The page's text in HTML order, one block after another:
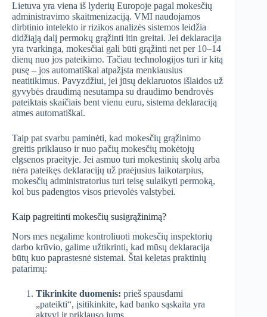
Lietuva yra viena iš lyderių Europoje pagal mokesčių
administravimo skaitmenizaciją. VMI naudojamos
dirbtinio intelekto ir rizikos analizės sistemos leidžia
didžiąją dalį permokų grąžinti itin greitai. Jei deklaracija
yra tvarkinga, mokesčiai gali būti grąžinti net per 10–14
dienų nuo jos pateikimo. Tačiau technologijos turi ir kitą
pusę – jos automatiškai atpažįsta menkiausius
neatitikimus. Pavyzdžiui, jei jūsų deklaruotos išlaidos už
gyvybės draudimą nesutampa su draudimo bendrovės
pateiktais skaičiais bent vienu euru, sistema deklaraciją
atmes automatiškai.
Taip pat svarbu paminėti, kad mokesčių grąžinimo
greitis priklauso ir nuo pačių mokesčių mokėtojų
elgsenos praeityje. Jei asmuo turi mokestinių skolų arba
nėra pateikęs deklaracijų už praėjusius laikotarpius,
mokesčių administratorius turi teisę sulaikyti permoką,
kol bus padengtos visos prievolės valstybei.
Kaip pagreitinti mokesčių susigrąžinimą?
Nors mes negalime kontroliuoti mokesčių inspektorių
darbo krūvio, galime užtikrinti, kad mūsų deklaracija
būtų kuo paprastesnė sistemai. Štai keletas praktinių
patarimų:
Tikrinkite duomenis: prieš spausdami
„pateikti“, įsitikinkite, kad banko sąskaita yra